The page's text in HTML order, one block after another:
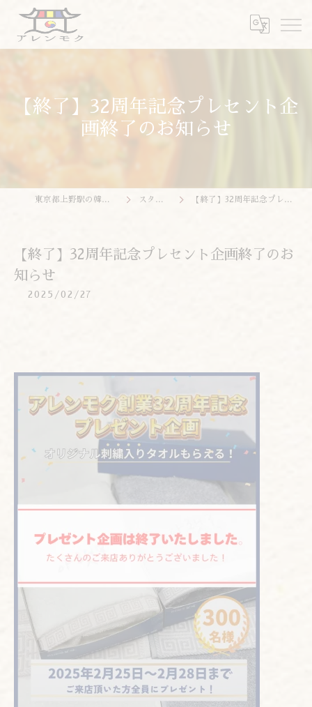
【終了】32周年記念プレセント企
画終了のお知らせ
東京都上野駅の韓国料理ならアレンモク スタッフブログ 【終了】32周年記念プレセント企画終了のお知らせ
【終了】32周年記念プレセント企画終了のお
知らせ
2025/02/27